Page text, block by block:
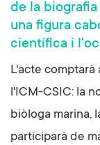
de la
una figura
científica i
L'acte
l'ICM-CSIC: la
biòloga marina,
participarà de